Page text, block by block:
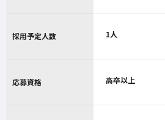
採用予定人数 1人
応募資格 高卒以上